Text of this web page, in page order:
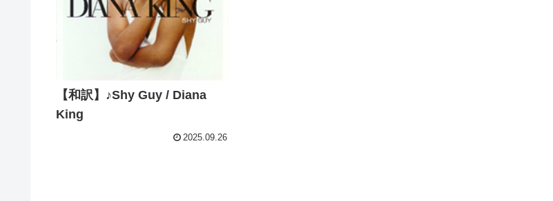
【和訳】♪Shy Guy / Diana
King
2025.09.26